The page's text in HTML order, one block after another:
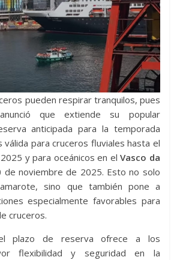
pueden respirar tranquilos, pues
que extiende su popular
anticipada para la temporada
para cruceros fluviales hasta el
y para oceánicos en elVasco da
de noviembre de 2025. Esto no solo
sino que también pone a
especialmente favorables para
cruceros.
plazo de reserva ofrece a los
flexibilidad y seguridad en la